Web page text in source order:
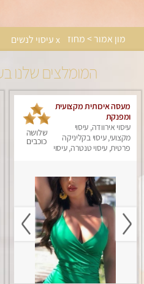
מון אמור > מחוז x עיסוי לנשים
המומלצים שלנו
מעסה איכותית מקצועית
ומפנקת
עיסוי אירוודה, עיסוי
מקצועי, עיסוי בקליניקה
פרטית, עיסוי טנטרה, עיסוי
שלושה
כוכבים